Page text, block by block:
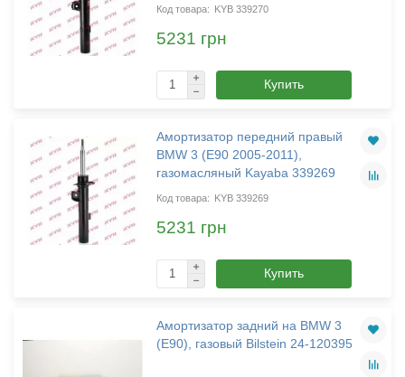
KYB 339270
5231 грн
Купить
Амортизатор передний правый
BMW 3 (E90 2005-2011),
газомасляный Kayaba 339269
KYB 339269
5231 грн
Купить
Амортизатор задний на BMW 3
(E90), газовый Bilstein 24-120395